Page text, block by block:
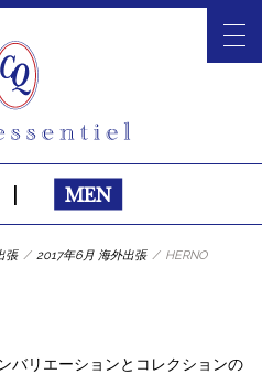
MEN
張 / 2017年6月 海外出張 / HERNO
バリエーションとコレクションの